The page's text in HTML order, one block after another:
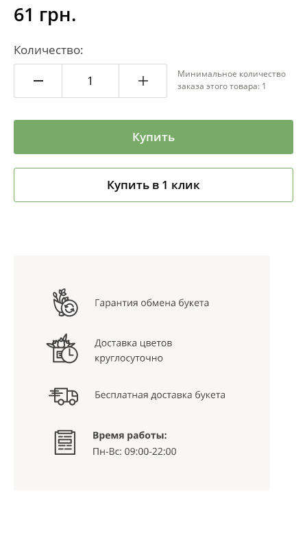
61 грн.
Количество:
Минимальное количество
заказа этого товара: 1
Купить
Купить в 1 клик